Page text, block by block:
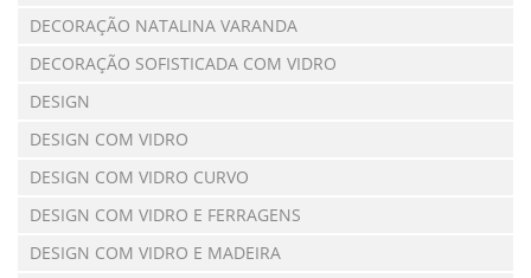
DECORAÇÃO NATALINA VARANDA
DECORAÇÃO SOFISTICADA COM VIDRO
DESIGN
DESIGN COM VIDRO
DESIGN COM VIDRO CURVO
DESIGN COM VIDRO E FERRAGENS
DESIGN COM VIDRO E MADEIRA